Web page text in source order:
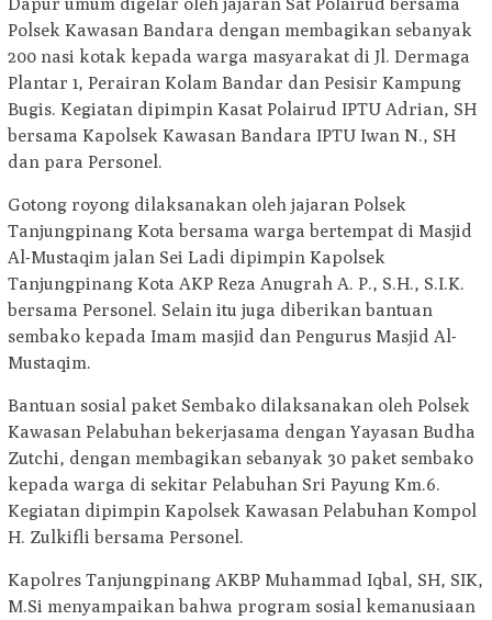
Polsek Kawasan Bandara dengan membagikan sebanyak
200 nasi kotak kepada warga masyarakat di Jl. Dermaga
Plantar 1, Perairan Kolam Bandar dan Pesisir Kampung
Bugis. Kegiatan dipimpin Kasat Polairud IPTU Adrian, SH
bersama Kapolsek Kawasan Bandara IPTU Iwan N., SH
dan para Personel.
Gotong royong dilaksanakan oleh jajaran Polsek
Tanjungpinang Kota bersama warga bertempat di Masjid
Al-Mustaqim jalan Sei Ladi dipimpin Kapolsek
Tanjungpinang Kota AKP Reza Anugrah A. P., S.H., S.I.K.
bersama Personel. Selain itu juga diberikan bantuan
sembako kepada Imam masjid dan Pengurus Masjid Al-
Mustaqim.
Bantuan sosial paket Sembako dilaksanakan oleh Polsek
Kawasan Pelabuhan bekerjasama dengan Yayasan Budha
Zutchi, dengan membagikan sebanyak 30 paket sembako
kepada warga di sekitar Pelabuhan Sri Payung Km.6.
Kegiatan dipimpin Kapolsek Kawasan Pelabuhan Kompol
H. Zulkifli bersama Personel.
Kapolres Tanjungpinang AKBP Muhammad Iqbal, SH, SIK,
M.Si menyampaikan bahwa program sosial kemanusiaan